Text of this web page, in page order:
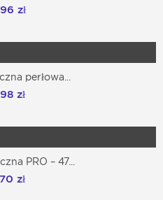
zł
perłowa...
zł
PRO – 47...
zł